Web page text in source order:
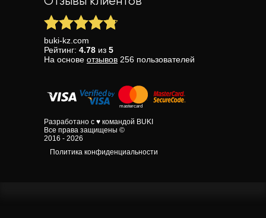
buki-kz.com
Рейтинг: 4.78 из 5
На основе отзывов 256 пользователей
Разработано с ♥ командой BUKI
Все права защищены ©
2016 - 2026
Политика конфиденциальности